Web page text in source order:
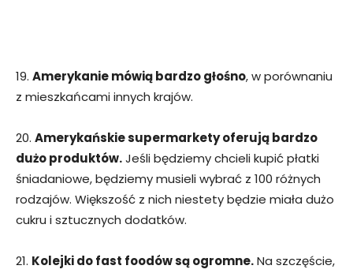
19. Amerykanie mówią bardzo głośno, w porównaniu
z mieszkańcami innych krajów.
20. Amerykańskie supermarkety oferują bardzo
dużo produktów.Jeśli będziemy chcieli kupić płatki
śniadaniowe, będziemy musieli wybrać z 100 różnych
rodzajów. Większość z nich niestety będzie miała dużo
cukru i sztucznych dodatków.
21. Kolejki do fast foodów są ogromne.Na szczęście,